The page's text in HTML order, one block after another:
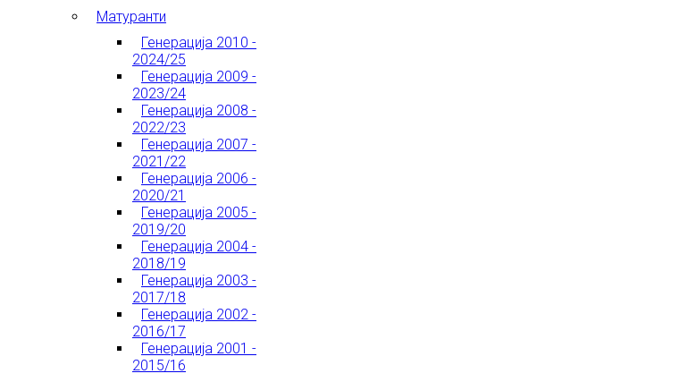
Матуранти
Генерација 2010 -
2024/25
Генерација 2009 -
2023/24
Генерација 2008 -
2022/23
Генерација 2007 -
2021/22
Генерација 2006 -
2020/21
Генерација 2005 -
2019/20
Генерација 2004 -
2018/19
Генерација 2003 -
2017/18
Генерација 2002 -
2016/17
Генерација 2001 -
2015/16